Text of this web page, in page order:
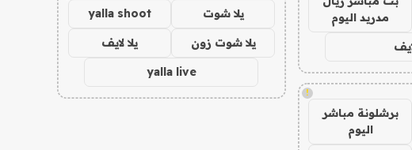
مدريد اليوم
!
برشلونة مباشر
اليوم
يلا شوت yalla shoot
يلا شوت زون يلا لايف
yalla live